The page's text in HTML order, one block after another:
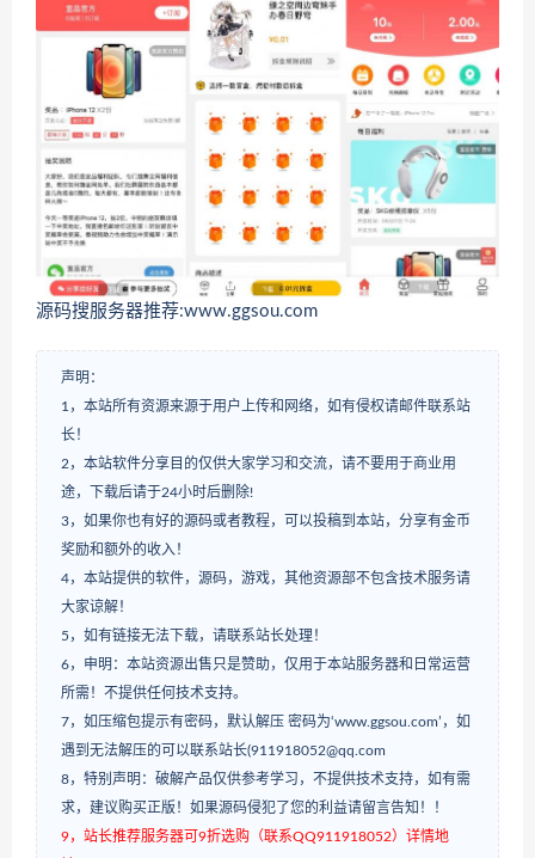
源码搜服务器推荐:www.ggsou.com
声明：
1，本站所有资源来源于用户上传和网络，如有侵权请邮件联系站
长！
2，本站软件分享目的仅供大家学习和交流，请不要用于商业用
途，下载后请于24小时后删除!
3，如果你也有好的源码或者教程，可以投稿到本站，分享有金币
奖励和额外的收入！
4，本站提供的软件，源码，游戏，其他资源部不包含技术服务请
大家谅解！
5，如有链接无法下载，请联系站长处理！
6，申明：本站资源出售只是赞助，仅用于本站服务器和日常运营
所需！不提供任何技术支持。
7，如压缩包提示有密码，默认解压 密码为‘www.ggsou.com’，如
遇到无法解压的可以联系站长(911918052@qq.com
8，特别声明：破解产品仅供参考学习，不提供技术支持，如有需
求，建议购买正版！如果源码侵犯了您的利益请留言告知！！
9，站长推荐服务器可9折选购（联系QQ911918052）详情地